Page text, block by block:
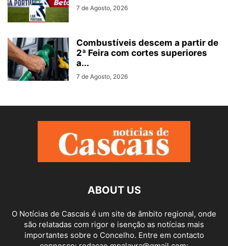
7 de Agosto, 2026
Combustíveis descem a partir de
2ª Feira com cortes superiores
a...
7 de Agosto, 2026
ABOUT US
O Notícias de Cascais é um site de âmbito regional, onde
são relatadas com rigor e isenção as notícias mais
importantes sobre o Concelho. Entre em contacto